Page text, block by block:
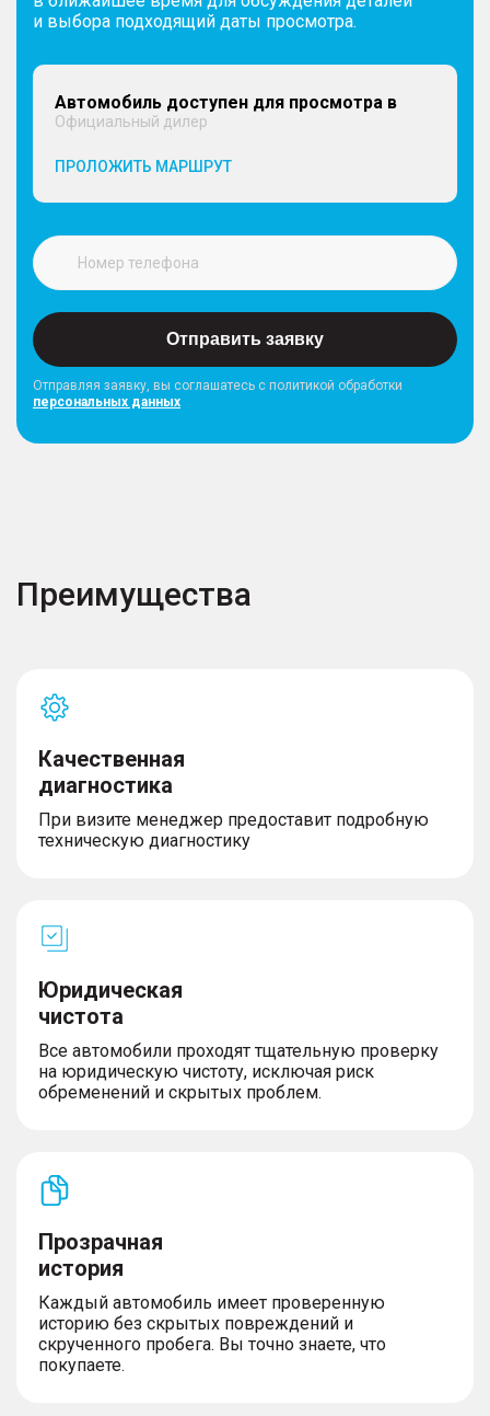
и выбора подходящий даты просмотра.
Автомобиль доступен для просмотра в
Официальный дилер
ПРОЛОЖИТЬ МАРШРУТ
Отправить заявку
Отправляя заявку, вы соглашатесь с политикой обработки
персональных данных
Преимущества
Качественная
диагностика
При визите менеджер предоставит подробную
техническую диагностику
Юридическая
чистота
Все автомобили проходят тщательную проверку
на юридическую чистоту, исключая риск
обременений и скрытых проблем.
Прозрачная
история
Каждый автомобиль имеет проверенную
историю без скрытых повреждений и
скрученного пробега. Вы точно знаете, что
покупаете.